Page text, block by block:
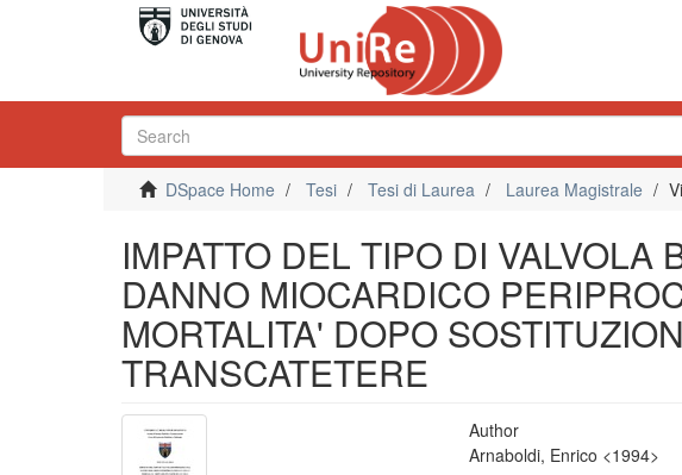
DSpace Home Tesi Tesi di Laurea Laurea Magistrale
IMPATTO DEL TIPO DI VALVOLA
DANNO MIOCARDICO
MORTALITA' DOPO
TRANSCATETERE
Author
Arnaboldi, Enrico <1994>